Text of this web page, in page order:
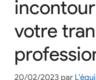
votre
20/02/2023 par